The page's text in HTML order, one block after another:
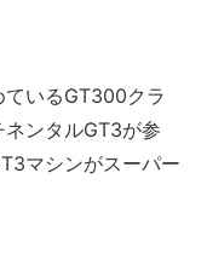
ているGT300クラ
ンタルGT3が参
マシンがスーパー